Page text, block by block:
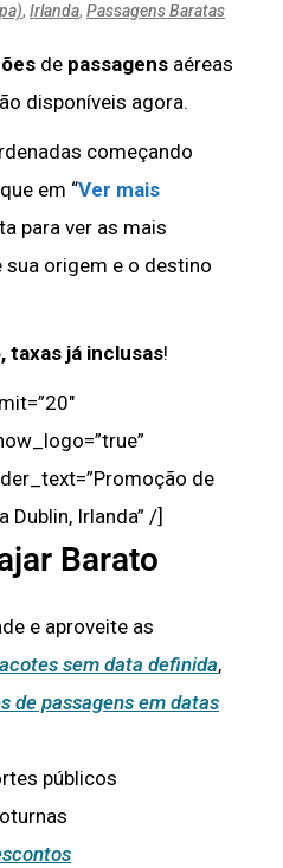
, Irlanda, Passagens Baratas
de passagens aéreas
disponíveis agora.
começando
em “Ver mais
para ver as mais
origem e o destino
taxas já inclusas!
de
Dublin, Irlanda” /]
Barato
e aproveite as
sem data definida,
de passagens em datas
públicos